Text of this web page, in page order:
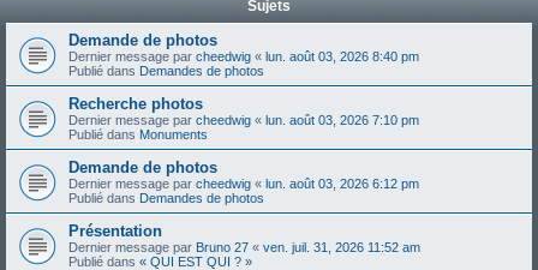
Sujets
Demande de photos
Dernier message par cheedwig « lun. août 03, 2026 8:40 pm
Publié dans Demandes de photos
Recherche photos
Dernier message par cheedwig « lun. août 03, 2026 7:10 pm
Publié dans Monuments
Demande de photos
Dernier message par cheedwig « lun. août 03, 2026 6:12 pm
Publié dans Demandes de photos
Présentation
Dernier message par Bruno 27 « ven. juil. 31, 2026 11:52 am
Publié dans « QUI EST QUI ? »